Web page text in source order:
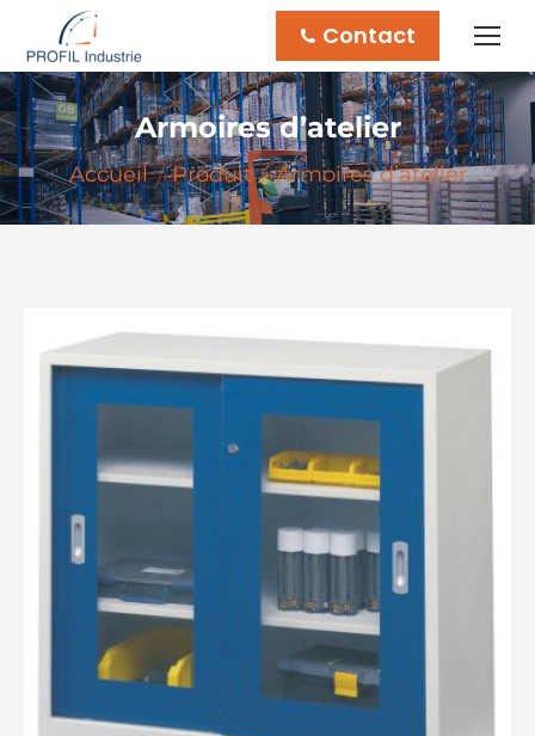
Contact
Armoires d’atelier
Vous êtes ici :
Accueil Produit Armoires d’atelier